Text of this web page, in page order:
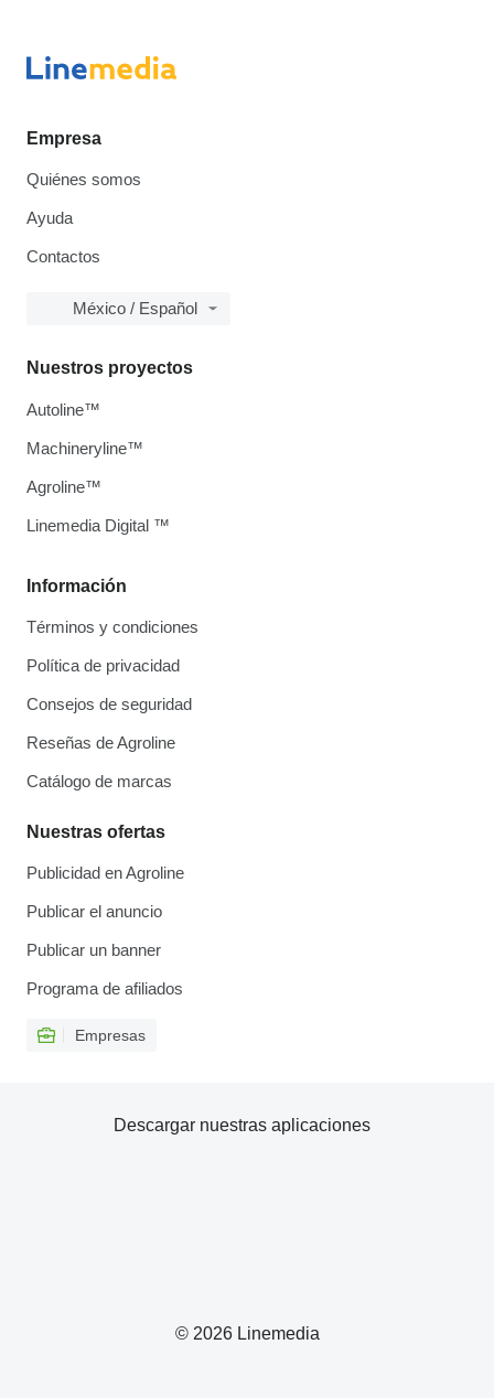
Empresa
Quiénes somos
Ayuda
Contactos
México / Español
Información
Términos y condiciones
Política de privacidad
Consejos de seguridad
Reseñas de Agroline
Catálogo de marcas
Nuestras ofertas
Publicidad en Agroline
Publicar el anuncio
Publicar un banner
Programa de afiliados
Empresas
Nuestros proyectos
Autoline™
Machineryline™
Agroline™
Linemedia Digital ™
© 2026 Linemedia
Descargar nuestras aplicaciones